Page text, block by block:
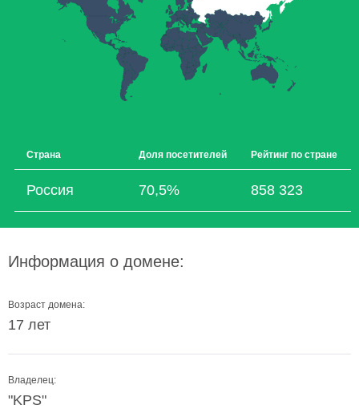
Страна Доля посетителей Рейтинг по стране
Россия 70,5% 858 323
Информация о домене:
Возраст домена:
17 лет
Владелец:
"KPS"